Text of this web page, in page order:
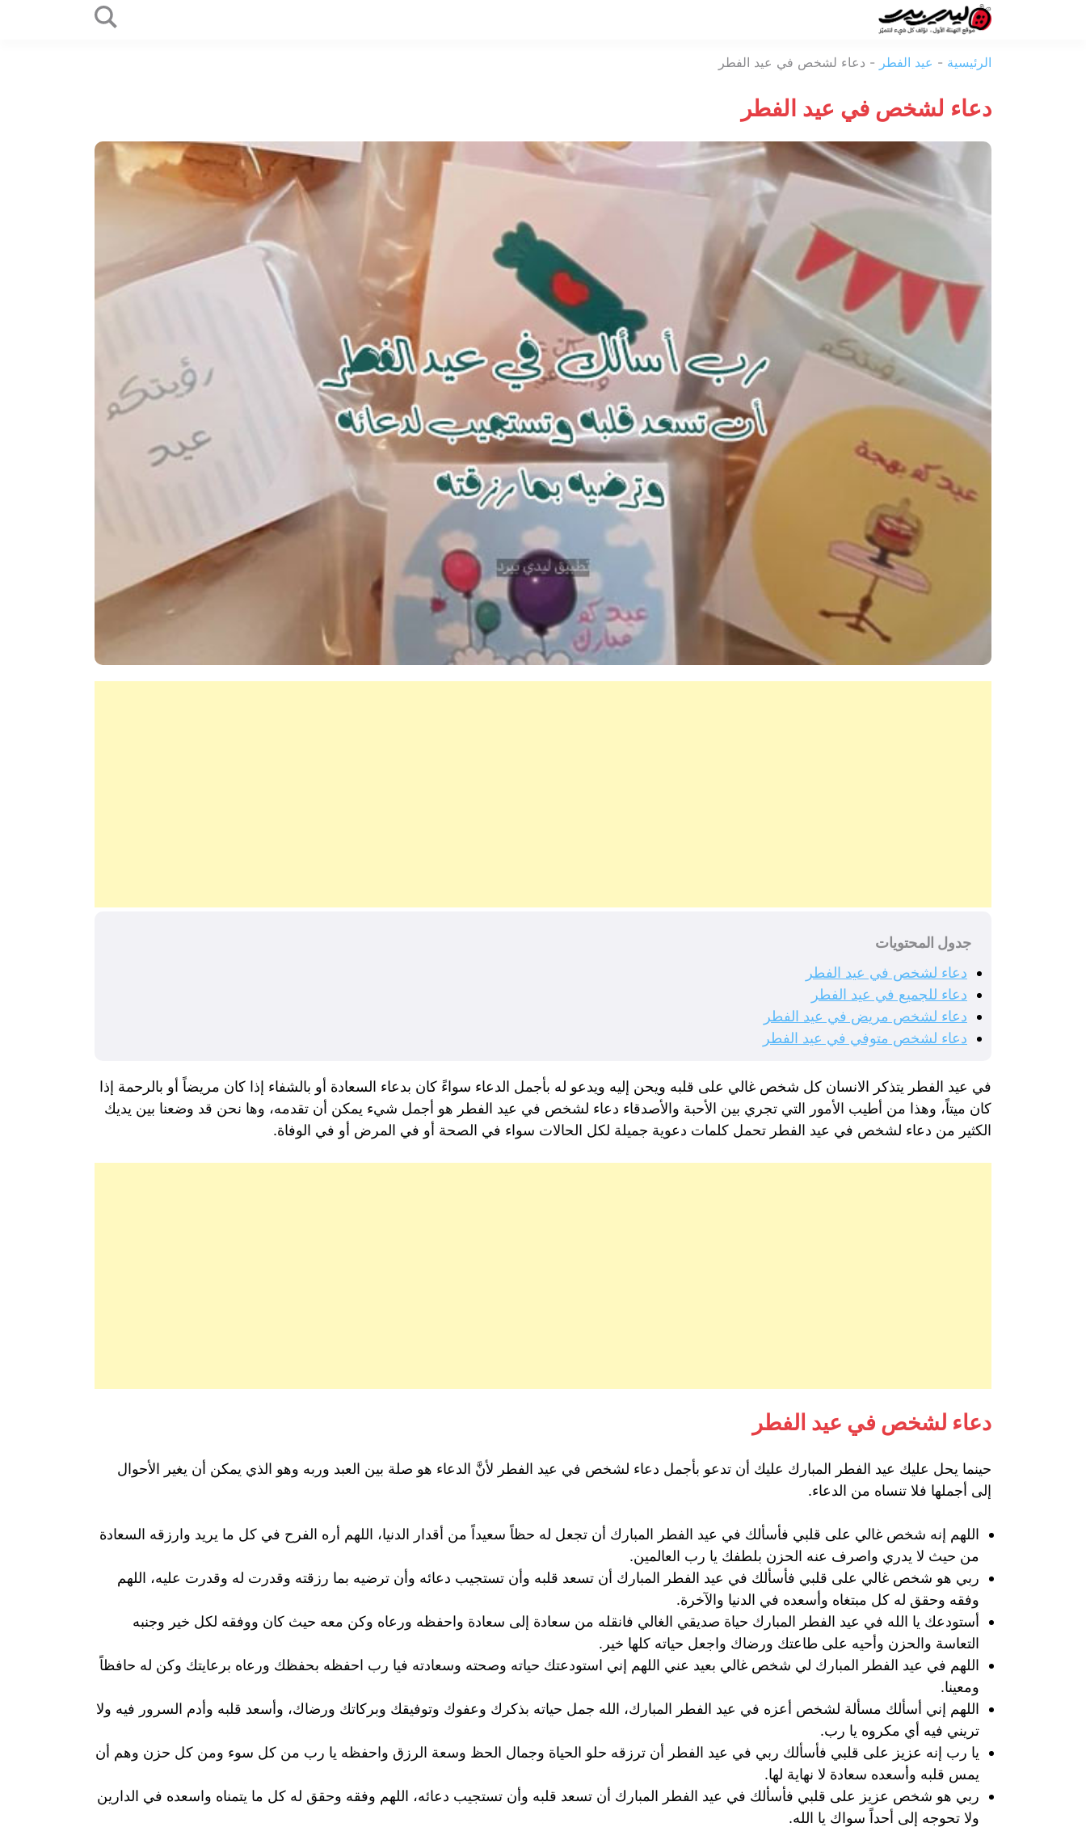
بيرد
الرئيسية - عيد الفطر - دعاء لشخص في عيد الفطر
دعاء لشخص في عيد الفطر
جدول المحتويات
دعاء لشخص في عيد الفطر
دعاء للجميع في عيد الفطر
دعاء لشخص مريض في عيد الفطر
دعاء لشخص متوفي في عيد الفطر
في عيد الفطر يتذكر الانسان كل شخص غالي على قلبه ويحن إليه ويدعو له بأجمل الدعاء سواءً كان بدعاء السعادة أو بالشفاء إذا كان مريضاً أو بالرحمة إذا
كان ميتاً، وهذا من أطيب الأمور التي تجري بين الأحبة والأصدقاء دعاء لشخص في عيد الفطر هو أجمل شيء يمكن أن تقدمه، وها نحن قد وضعنا بين يديك
الكثير من دعاء لشخص في عيد الفطر تحمل كلمات دعوية جميلة لكل الحالات سواء في الصحة أو في المرض أو في الوفاة.
دعاء لشخص في عيد الفطر
حينما يحل عليك عيد الفطر المبارك عليك أن تدعو بأجمل دعاء لشخص في عيد الفطر لأنَّ الدعاء هو صلة بين العبد وربه وهو الذي يمكن أن يغير الأحوال
إلى أجملها فلا تنساه من الدعاء.
اللهم إنه شخص غالي على قلبي فأسألك في عيد الفطر المبارك أن تجعل له حظاً سعيداً من أقدار الدنيا، اللهم أره الفرح في كل ما يريد وارزقه السعادة
من حيث لا يدري واصرف عنه الحزن بلطفك يا رب العالمين.
ربي هو شخص غالي على قلبي فأسألك في عيد الفطر المبارك أن تسعد قلبه وأن تستجيب دعائه وأن ترضيه بما رزقته وقدرت له وقدرت عليه، اللهم
وفقه وحقق له كل مبتغاه وأسعده في الدنيا والآخرة.
أستودعك يا الله في عيد الفطر المبارك حياة صديقي الغالي فانقله من سعادة إلى سعادة واحفظه ورعاه وكن معه حيث كان ووفقه لكل خير وجنبه
التعاسة والحزن وأحيه على طاعتك ورضاك واجعل حياته كلها خير.
اللهم في عيد الفطر المبارك لي شخص غالي بعيد عني اللهم إني استودعتك حياته وصحته وسعادته فيا رب احفظه بحفظك ورعاه برعايتك وكن له حافظاً
ومعينا.
اللهم إني أسألك مسألة لشخص أعزه في عيد الفطر المبارك، الله جمل حياته بذكرك وعفوك وتوفيقك وبركاتك ورضاك، وأسعد قلبه وأدم السرور فيه ولا
تريني فيه أي مكروه يا رب.
يا رب إنه عزيز على قلبي فأسألك ربي في عيد الفطر أن ترزقه حلو الحياة وجمال الحظ وسعة الرزق واحفظه يا رب من كل سوء ومن كل حزن وهم أن
يمس قلبه وأسعده سعادة لا نهاية لها.
ربي هو شخص عزيز على قلبي فأسألك في عيد الفطر المبارك أن تسعد قلبه وأن تستجيب دعائه، اللهم وفقه وحقق له كل ما يتمناه واسعده في الدارين
ولا تحوجه إلى أحداً سواك يا الله.